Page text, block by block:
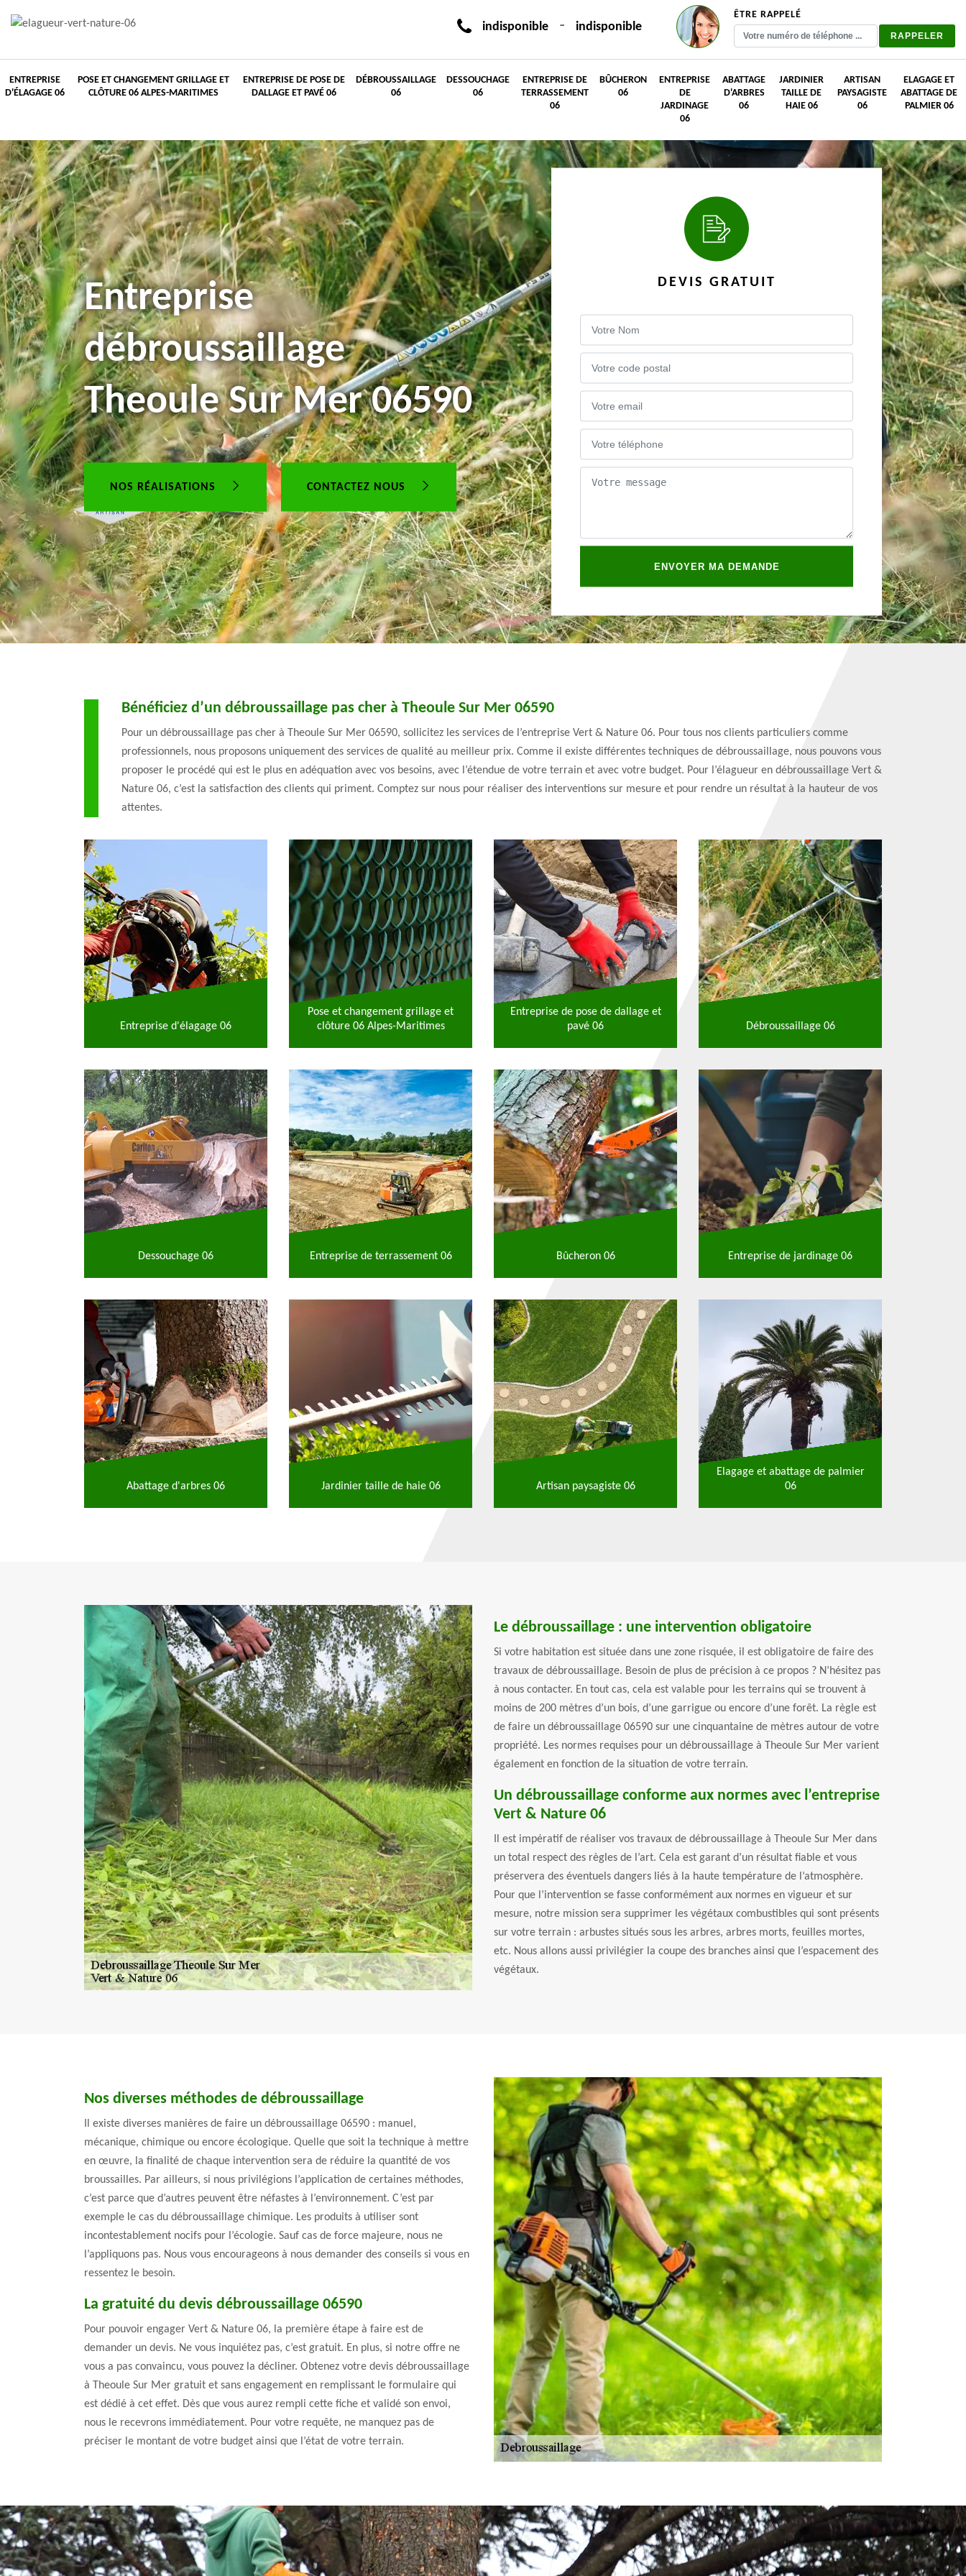
indisponible - indisponible
ÊTRE RAPPELÉ
ENTREPRISE
D'ÉLAGAGE 06
POSE ET CHANGEMENT GRILLAGE ET
CLÔTURE 06 ALPES-MARITIMES
ENTREPRISE DE POSE DE
DALLAGE ET PAVÉ 06
DÉBROUSSAILLAGE
06
DESSOUCHAGE
06
ENTREPRISE DE
TERRASSEMENT
06
BÛCHERON
06
ENTREPRISE
DE
JARDINAGE
06
ABATTAGE
D'ARBRES
06
JARDINIER
TAILLE DE
HAIE 06
ARTISAN
PAYSAGISTE
06
ELAGAGE ET
ABATTAGE DE
PALMIER 06
Entreprise
débroussaillage
Theoule Sur Mer 06590
NOS RÉALISATIONS CONTACTEZ NOUS
DEVIS GRATUIT
Bénéficiez d’un débroussaillage pas cher à Theoule Sur Mer 06590
Pour un débroussaillage pas cher à Theoule Sur Mer 06590, sollicitez les services de l’entreprise Vert & Nature 06. Pour tous nos clients particuliers comme
professionnels, nous proposons uniquement des services de qualité au meilleur prix. Comme il existe différentes techniques de débroussaillage, nous pouvons vous
proposer le procédé qui est le plus en adéquation avec vos besoins, avec l’étendue de votre terrain et avec votre budget. Pour l’élagueur en débroussaillage Vert &
Nature 06, c’est la satisfaction des clients qui priment. Comptez sur nous pour réaliser des interventions sur mesure et pour rendre un résultat à la hauteur de vos
attentes.
Entreprise d'élagage 06
Pose et changement grillage et
clôture 06 Alpes-Maritimes
Entreprise de pose de dallage et
pavé 06
Débroussaillage 06
Dessouchage 06 Entreprise de terrassement 06 Bûcheron 06 Entreprise de jardinage 06
Abattage d'arbres 06 Jardinier taille de haie 06 Artisan paysagiste 06
Elagage et abattage de palmier
06
Le débroussaillage : une intervention obligatoire
Si votre habitation est située dans une zone risquée, il est obligatoire de faire des
travaux de débroussaillage. Besoin de plus de précision à ce propos ? N’hésitez pas
à nous contacter. En tout cas, cela est valable pour les terrains qui se trouvent à
moins de 200 mètres d’un bois, d’une garrigue ou encore d’une forêt. La règle est
de faire un débroussaillage 06590 sur une cinquantaine de mètres autour de votre
propriété. Les normes requises pour un débroussaillage à Theoule Sur Mer varient
également en fonction de la situation de votre terrain.
Un débroussaillage conforme aux normes avec l’entreprise
Vert & Nature 06
Il est impératif de réaliser vos travaux de débroussaillage à Theoule Sur Mer dans
un total respect des règles de l’art. Cela est garant d’un résultat fiable et vous
préservera des éventuels dangers liés à la haute température de l’atmosphère.
Pour que l’intervention se fasse conformément aux normes en vigueur et sur
mesure, notre mission sera supprimer les végétaux combustibles qui sont présents
sur votre terrain : arbustes situés sous les arbres, arbres morts, feuilles mortes,
etc. Nous allons aussi privilégier la coupe des branches ainsi que l’espacement des
végétaux.
Nos diverses méthodes de débroussaillage
Il existe diverses manières de faire un débroussaillage 06590 : manuel,
mécanique, chimique ou encore écologique. Quelle que soit la technique à mettre
en œuvre, la finalité de chaque intervention sera de réduire la quantité de vos
broussailles. Par ailleurs, si nous privilégions l’application de certaines méthodes,
c’est parce que d’autres peuvent être néfastes à l’environnement. C’est par
exemple le cas du débroussaillage chimique. Les produits à utiliser sont
incontestablement nocifs pour l’écologie. Sauf cas de force majeure, nous ne
l’appliquons pas. Nous vous encourageons à nous demander des conseils si vous en
ressentez le besoin.
La gratuité du devis débroussaillage 06590
Pour pouvoir engager Vert & Nature 06, la première étape à faire est de
demander un devis. Ne vous inquiétez pas, c’est gratuit. En plus, si notre offre ne
vous a pas convaincu, vous pouvez la décliner. Obtenez votre devis débroussaillage
à Theoule Sur Mer gratuit et sans engagement en remplissant le formulaire qui
est dédié à cet effet. Dès que vous aurez rempli cette fiche et validé son envoi,
nous le recevrons immédiatement. Pour votre requête, ne manquez pas de
préciser le montant de votre budget ainsi que l’état de votre terrain.